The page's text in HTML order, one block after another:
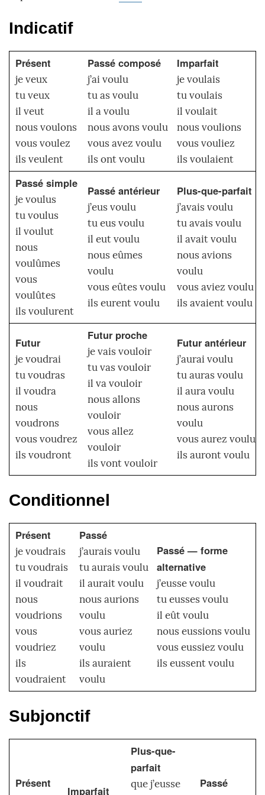
Indicatif
Présent
je veux
tu veux
il veut
nous voulons
vous voulez
ils veulent
Passé composé
j’ai voulu
tu as voulu
il a voulu
nous avons voulu
vous avez voulu
ils ont voulu
Imparfait
je voulais
tu voulais
il voulait
nous voulions
vous vouliez
ils voulaient
Passé simple
je voulus
tu voulus
il voulut
nous
voulûmes
vous
voulûtes
ils voulurent
Passé antérieur
j’eus voulu
tu eus voulu
il eut voulu
nous eûmes
voulu
vous eûtes voulu
ils eurent voulu
Plus-que-parfait
j’avais voulu
tu avais voulu
il avait voulu
nous avions
voulu
vous aviez voulu
ils avaient voulu
Futur
je voudrai
tu voudras
il voudra
nous
voudrons
vous voudrez
ils voudront
Futur proche
je vais vouloir
tu vas vouloir
il va vouloir
nous allons
vouloir
vous allez
vouloir
ils vont vouloir
Futur antérieur
j’aurai voulu
tu auras voulu
il aura voulu
nous aurons
voulu
vous aurez voulu
ils auront voulu
Conditionnel
Présent
je voudrais
tu voudrais
il voudrait
nous
voudrions
vous
voudriez
ils
voudraient
Passé
j’aurais voulu
tu aurais voulu
il aurait voulu
nous aurions
voulu
vous auriez
voulu
ils auraient
voulu
Passé — forme
alternative
j’eusse voulu
tu eusses voulu
il eût voulu
nous eussions voulu
vous eussiez voulu
ils eussent voulu
Subjonctif
Présent
Imparfait
Plus-que-
parfait
que j’eusse
Passé